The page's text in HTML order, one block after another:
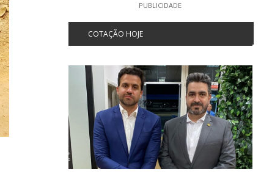
PUBLICIDADE
COTAÇÃO HOJE